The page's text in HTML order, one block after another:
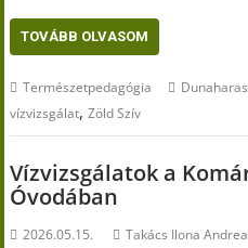
TOVÁBB OLVASOM
Természetpedagógia
vízvizsgálat,Zöld Szív
Vízvizsgálatok a
Óvodában
2026.05.15. Takács Ilona Andrea